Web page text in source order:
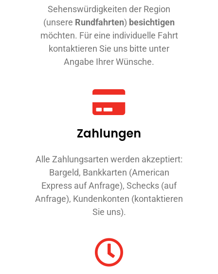
Sehenswürdigkeiten der Region
(unsere Rundfahrten) besichtigen
möchten. Für eine individuelle Fahrt
kontaktieren Sie uns bitte unter
Angabe Ihrer Wünsche.
Zahlungen
Alle Zahlungsarten werden akzeptiert:
Bargeld, Bankkarten (American
Express auf Anfrage), Schecks (auf
Anfrage), Kundenkonten (kontaktieren
Sie uns).